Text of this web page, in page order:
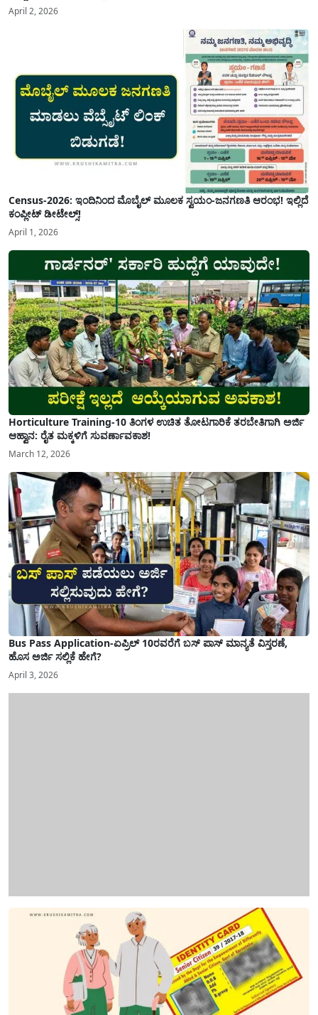
April 2, 2026
Census-2026: ಇಂದಿನಿಂದ ಮೊಬೈಲ್ ಮೂಲಕ ಸ್ವಯಂ-ಜನಗಣತಿ ಆರಂಭ! ಇಲ್ಲಿದೆ
ಕಂಪ್ಲೀಟ್ ಡೀಟೇಲ್ಸ್!
April 1, 2026
Horticulture Training-10 ತಿಂಗಳ ಉಚಿತ ತೋಟಗಾರಿಕೆ ತರಬೇತಿಗಾಗಿ ಅರ್ಜಿ
ಆಹ್ವಾನ: ರೈತ ಮಕ್ಕಳಿಗೆ ಸುವರ್ಣಾವಕಾಶ!
March 12, 2026
Bus Pass Application-ಏಪ್ರಿಲ್ 10ರವರೆಗೆ ಬಸ್ ಪಾಸ್ ಮಾನ್ಯತೆ ವಿಸ್ತರಣೆ,
ಹೊಸ ಅರ್ಜಿ ಸಲ್ಲಿಕೆ ಹೇಗೆ?
April 3, 2026